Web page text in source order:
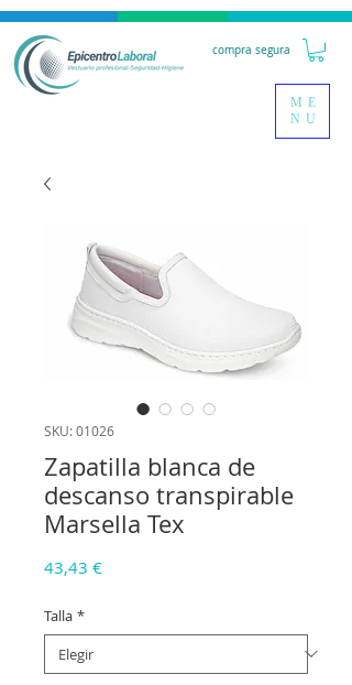
compra segura
ME
NU
SKU: 01026
Zapatilla blanca de
descanso transpirable
Marsella Tex
43,43 €Precio
Talla *